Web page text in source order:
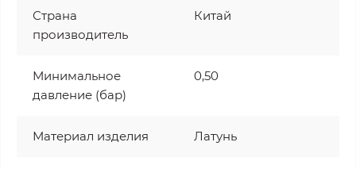
Страна
производитель
Китай
Минимальное
давление (бар)
0,50
Материал изделия Латунь